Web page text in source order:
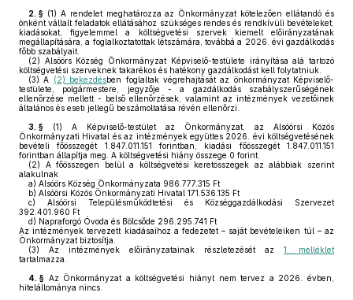
2. § (1) A rendelet meghatározza az Önkormányzat kötelezően ellátandó és
önként vállalt feladatok ellátásához szükséges rendes és rendkívüli bevételeket,
kiadásokat, figyelemmel a költségvetési szervek kiemelt előirányzatának
megállapítására, a foglalkoztatottak létszámára, továbbá a 2026. évi gazdálkodás
főbb szabályait.
(2) Alsóörs Község Önkormányzat Képviselő-testülete irányítása alá tartozó
költségvetési szerveknek takarékos és hatékony gazdálkodást kell folytatniuk.
(3) A (2) bekezdésben foglaltak végrehajtását az önkormányzat Képviselő-
testülete, polgármestere, jegyzője - a gazdálkodás szabályszerűségének
ellenőrzése mellett - belső ellenőrzések, valamint az intézmények vezetőinek
általános és eseti jellegű beszámoltatása révén ellenőrzi.
3. § (1) A Képviselő-testület az Önkormányzat, az Alsóörsi Közös
Önkormányzati Hivatal és az intézmények együttes 2026. évi költségvetésének
bevételi főösszegét 1.847.011.151 forintban, kiadási főösszegét 1.847.011.151
forintban állapítja meg. A költségvetési hiány összege 0 forint.
(2) A főösszegen belül a költségvetési keretösszegek az alábbiak szerint
alakulnak
a) Alsóörs Község Önkormányzata 986.777.315 Ft
b) Alsóörsi Közös Önkormányzati Hivatal 171.536.135 Ft
c) Alsóörsi Településműködtetési és Községgazdálkodási Szervezet
392.401.960 Ft
d) Napraforgó Óvoda és Bölcsőde 296.295.741 Ft
Az intézmények tervezett kiadásaihoz a fedezetet – saját bevételeiken túl – az
Önkormányzat biztosítja.
(3) Az intézmények előirányzatainak részletezését az 1. melléklet
tartalmazza.
4. § Az Önkormányzat a költségvetési hiányt nem tervez a 2026. évben,
hitelállománya nincs.